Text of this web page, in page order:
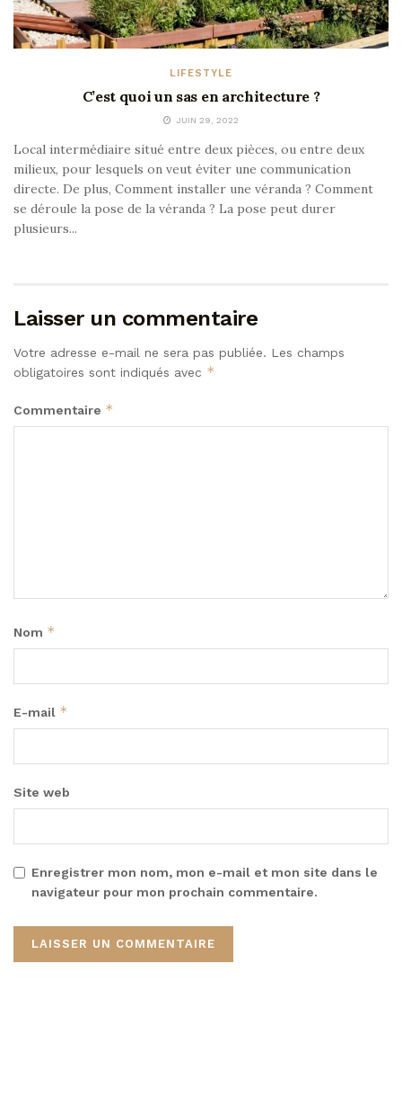
LIFESTYLE
C’est quoi un sas en architecture ?
JUIN 29, 2022
Local intermédiaire situé entre deux pièces, ou entre deux
milieux, pour lesquels on veut éviter une communication
directe. De plus, Comment installer une véranda ? Comment
se déroule la pose de la véranda ? La pose peut durer
plusieurs...
Laisser un commentaire
Votre adresse e-mail ne sera pas publiée. Les champs
obligatoires sont indiqués avec *
Commentaire *
Nom *
E-mail *
Site web
Enregistrer mon nom, mon e-mail et mon site dans le
navigateur pour mon prochain commentaire.